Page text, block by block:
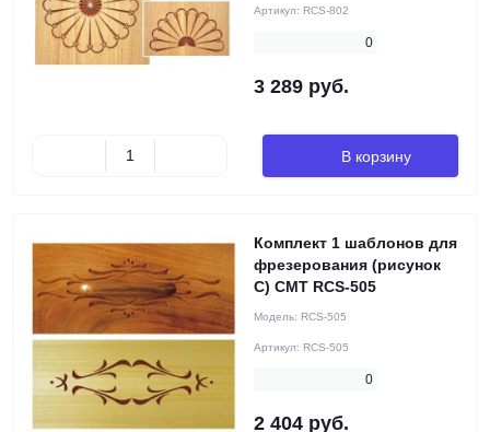
Артикул: RCS-802
0
3 289 руб.
В корзину
Комплект 1 шаблонов для
фрезерования (рисунок
C) CMT RCS-505
Модель: RCS-505
Артикул: RCS-505
0
2 404 руб.